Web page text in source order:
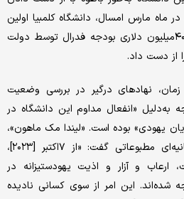
ماه مارس امسال، دانشگاه کلمبیا اولین
دانشگاهی بود که با کاهش ۴۰۰میلیون دلاری بودجه فدرال توسط دولت
از دست داد.
زمان، نهادهای درگیر در بررسی وضعیت
به‌دلیل «انفعال مداوم این دانشگاه در
یهودی» بوده است. «لیندا مک ماهون»،
وزیر آموزش و پرورش، در بیانیه‌ای مطبوعاتی گفت: «از ۷اکتبر [۲۰۲۳]،
ارعاب و آزار و اذیت یهودستیزانه در
شده‌اند. این امر از سوی کسانی نادیده